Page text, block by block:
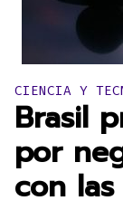
Publicado en:
CIENCIA Y
Brasil
por
con